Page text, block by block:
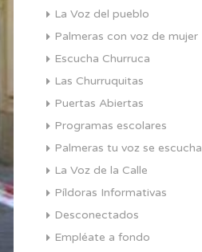
La Voz del pueblo
Palmeras con voz de mujer
Escucha Churruca
Las Churruquitas
Puertas Abiertas
Programas escolares
Palmeras tu voz se escucha
La Voz de la Calle
Píldoras Informativas
Desconectados
Empléate a fondo